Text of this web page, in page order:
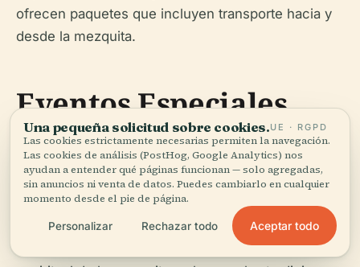
ofrecen paquetes que incluyen transporte hacia y
desde la mezquita.
Eventos Especiales
La Mezquita de Al-Rifa'i ocasionalmente alberga
eventos religiosos especiales y ceremonias,
particularmente durante fiestas islámicas como el
Ramadán y el Eid. Estos eventos ofrecen una
oportunidad única para experimentar la atmósfera
Una pequeña solicitud sobre cookies.UE · RGPD
Las cookies estrictamente necesarias permiten la navegación.
Las cookies de análisis (PostHog, Google Analytics) nos
ayudan a entender qué páginas funcionan — solo agregadas,
sin anuncios ni venta de datos. Puedes cambiarlo en cualquier
momento desde el pie de página.
Personalizar Rechazar todo Aceptar todo